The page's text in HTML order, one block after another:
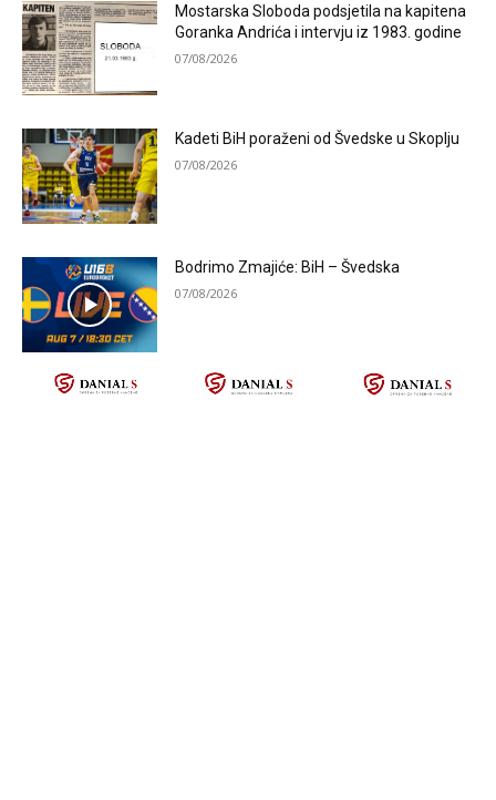
Mostarska Sloboda podsjetila na kapitena
Goranka Andrića i intervju iz 1983. godine
07/08/2026
Kadeti BiH poraženi od Švedske u Skoplju
07/08/2026
Bodrimo Zmajiće: BiH – Švedska
07/08/2026